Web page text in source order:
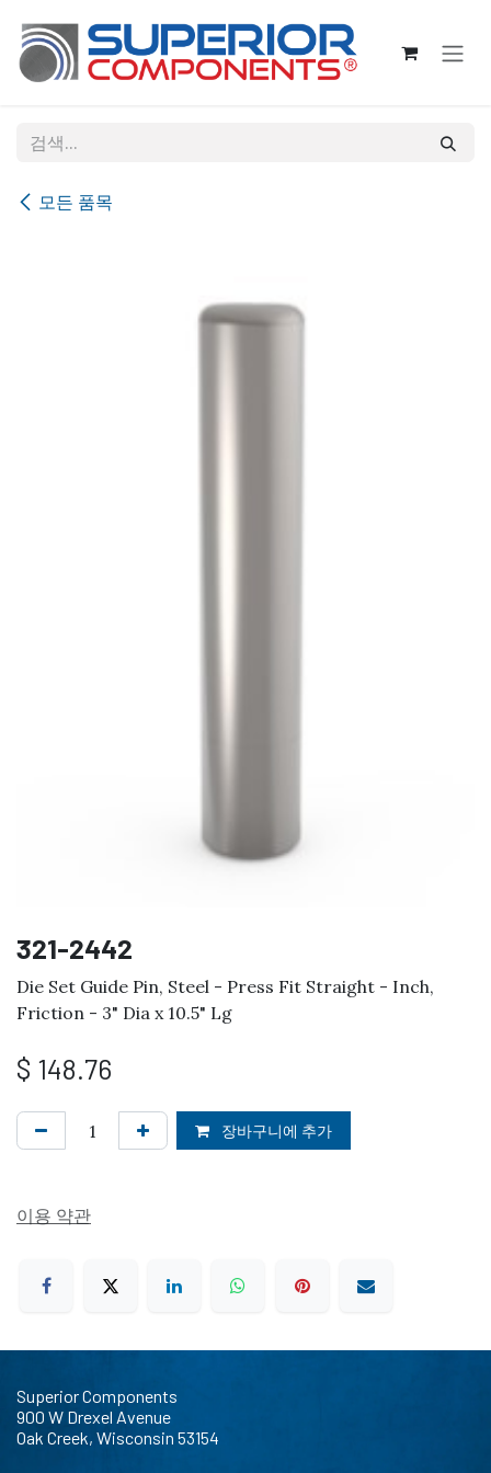
모든 품목
321-2442
Die Set Guide Pin, Steel - Press Fit Straight - Inch,
Friction - 3" Dia x 10.5" Lg
$ 148.76
장바구니에 추가
이용 약관
Superior Components
900 W Drexel Avenue
Oak Creek, Wisconsin 53154